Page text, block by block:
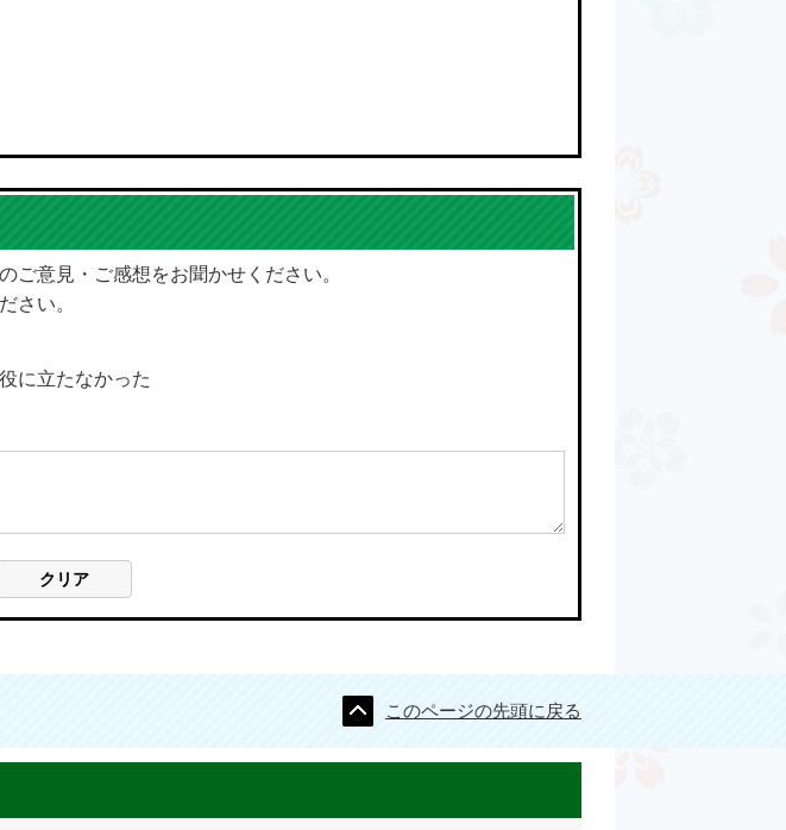
ご意見・ご感想をお聞かせください。
さい。
役に立たなかった
このページの先頭に戻る